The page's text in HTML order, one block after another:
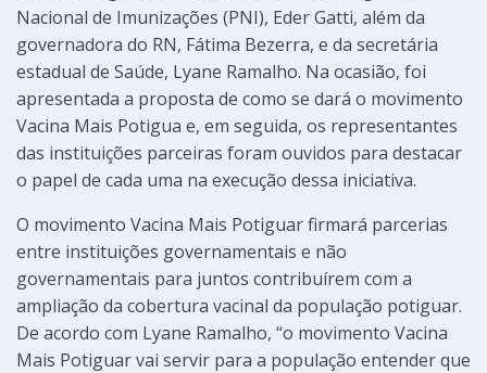
Nacional de Imunizações (PNI), Eder Gatti, além da
governadora do RN, Fátima Bezerra, e da secretária
estadual de Saúde, Lyane Ramalho. Na ocasião, foi
apresentada a proposta de como se dará o movimento
Vacina Mais Potigua e, em seguida, os representantes
das instituições parceiras foram ouvidos para destacar
o papel de cada uma na execução dessa iniciativa.
O movimento Vacina Mais Potiguar firmará parcerias
entre instituições governamentais e não
governamentais para juntos contribuírem com a
ampliação da cobertura vacinal da população potiguar.
De acordo com Lyane Ramalho, “o movimento Vacina
Mais Potiguar vai servir para a população entender que